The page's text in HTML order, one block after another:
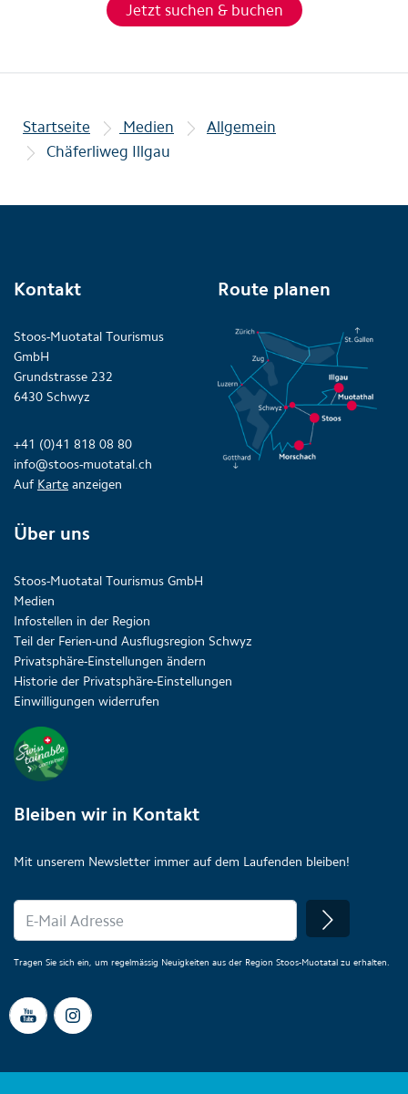
Jetzt suchen & buchen
Startseite Medien
Allgemein
Chäferliweg Illgau
Kontakt
Stoos-Muotatal Tourismus
GmbH
Grundstrasse 232
6430 Schwyz
+41 (0)41 818 08 80
info@stoos-muotatal.ch
Auf Karte anzeigen
Route planen
Über uns
Stoos-Muotatal Tourismus GmbH
Medien
Infostellen in der Region
Teil der Ferien-und Ausflugsregion Schwyz
Privatsphäre-Einstellungen ändern
Historie der Privatsphäre-Einstellungen
Einwilligungen widerrufen
Bleiben wir in Kontakt
Mit unserem Newsletter immer auf dem Laufenden bleiben!
Tragen Sie sich ein, um regelmässig Neuigkeiten aus der Region Stoos-Muotatal zu erhalten.